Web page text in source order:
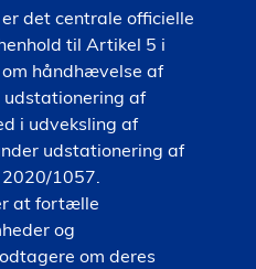
det centrale officielle
til Artikel 5 i
håndhævelse af
af
i udveksling af
udstationering af
1057.
at fortælle
og
om deres